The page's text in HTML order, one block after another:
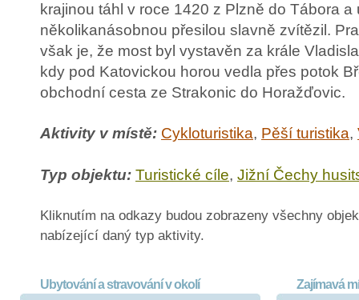
krajinou táhl v roce 1420 z Plzně do Tábora a
několikanásobnou přesilou slavně zvítězil.
však je, že most byl vystavěn za krále
kdy pod Katovickou horou vedla přes potok
obchodní cesta ze Strakonic do Horažďovic.
Aktivity v místě: Cykloturistika, Pěší turistika,
Typ objektu: Turistické cíle, Jižní Čechy
Kliknutím na odkazy budou zobrazeny všechny
nabízející daný typ aktivity.
Ubytování a stravování v okolí Zajímavá